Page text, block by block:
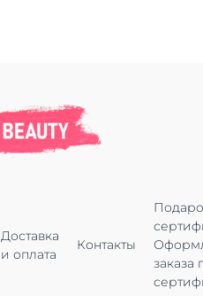
Доставка
и оплата
Контакты
заказа